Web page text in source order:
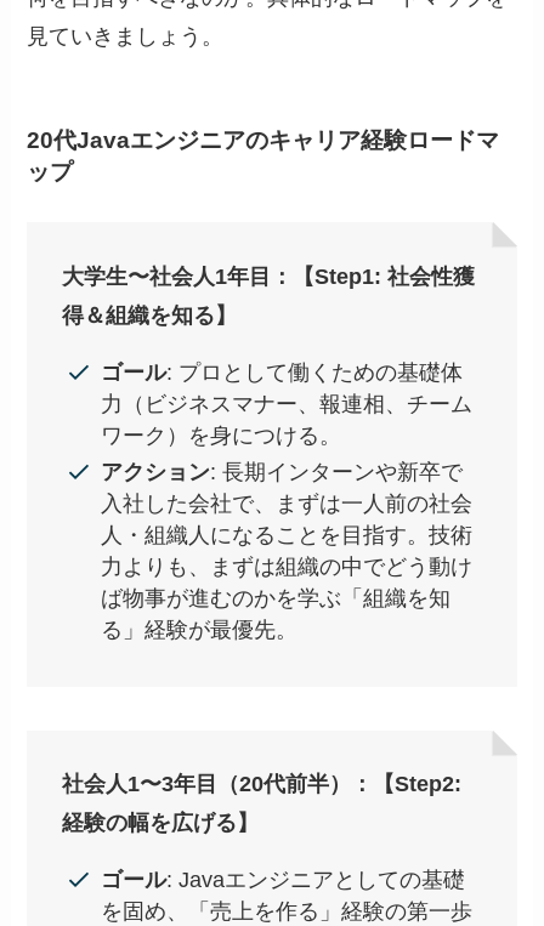
見ていきましょう。
20代Javaエンジニアのキャリア経験ロードマ
ップ
大学生〜社会人1年目：【Step1: 社会性獲
得＆組織を知る】
ゴール: プロとして働くための基礎体
力（ビジネスマナー、報連相、チーム
ワーク）を身につける。
アクション: 長期インターンや新卒で
入社した会社で、まずは一人前の社会
人・組織人になることを目指す。技術
力よりも、まずは組織の中でどう動け
ば物事が進むのかを学ぶ「組織を知
る」経験が最優先。
社会人1〜3年目（20代前半）：【Step2:
経験の幅を広げる】
ゴール: Javaエンジニアとしての基礎
を固め、「売上を作る」経験の第一歩